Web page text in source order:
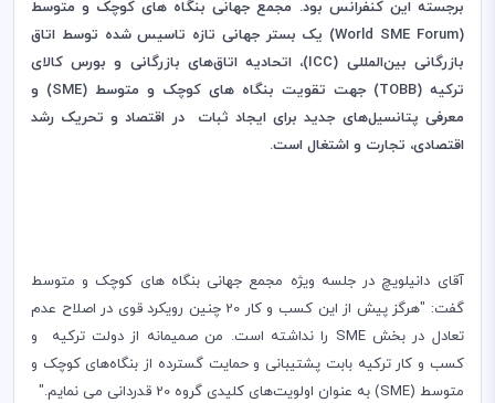
برجسته این کنفرانس بود. مجمع جهانی بنگاه های کوچک و متوسط
(
World SME Forum
) یک بستر جهانی تازه تاسیس شده توسط اتاق
بازرگانی بین‌المللی (ICC)، اتحادیه اتاق‌های بازرگانی و بورس کالای
ترکیه‌‌(TOBB) ‌ جهت تقویت بنگاه های کوچک و متوسط(SME) و
معرفی پتانسیل‌های جدید برای ایجاد ثبات
در اقتصاد و تحریک رشد
اقتصادی‌، تجارت و اشتغال است.
آقای دانیلویچ در جلسه ویژه‌ مجمع جهانی بنگاه های کوچک و متوسط
گفت: "هرگز پیش از این کسب و کار 20 چنین رویکرد قوی در اصلاح عدم
تعادل در بخشSME را نداشته است. من صمیمانه از دولت ترکیه و
کسب و کار ترکیه بابت پشتیبانی و حمایت گسترده از بنگاه‌های کوچک و
متوسط (SME) به عنوان اولویت‌های کلیدی گروه 20 قدردانی می نمایم."